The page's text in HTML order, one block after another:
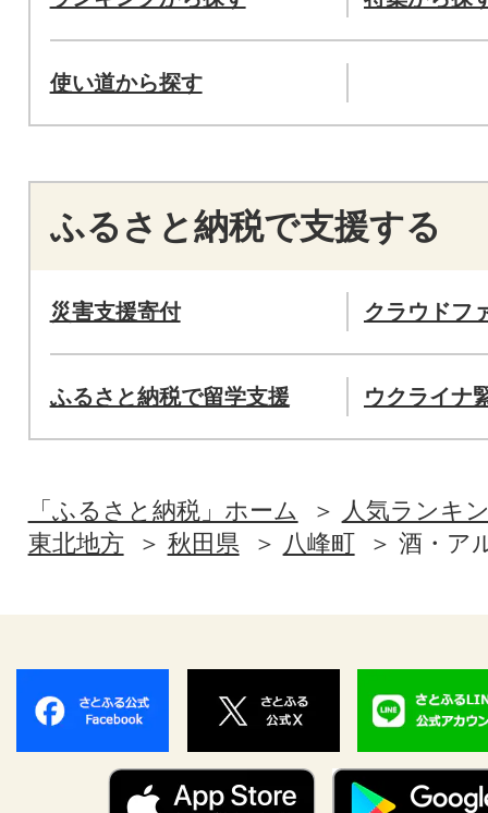
使い道から探す
ふるさと納税で支援する
災害支援寄付 クラウドフ
ふるさと納税で留学支援 ウクライナ
「ふるさと納税」ホーム
人気ランキ
東北地方
秋田県 八峰町 酒・ア